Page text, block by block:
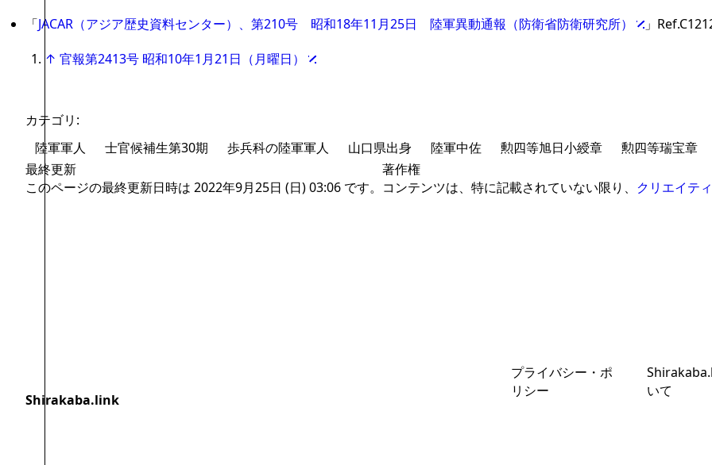
開されます。
「JACAR（アジア歴史資料センター）、第210号 昭和18年11月25日 陸軍異動通報（防衛省防衛研究所）
」
↑ 官報第2413号 昭和10年1月21日（月曜日）
カテゴリ :
陸軍軍人
士官候補生第30期 歩兵科の陸軍軍人 山口県出身 陸軍中佐 勲四等旭日小綬章
勲四等瑞宝章
最終更新
このページの最終更新日時は 2022年9月25日 (日) 03:06 です。
著作権
コンテンツは、特に記載されていない限り、 クリエイテ
Shirakaba.link
プライバシー・ポ
リシー
いて